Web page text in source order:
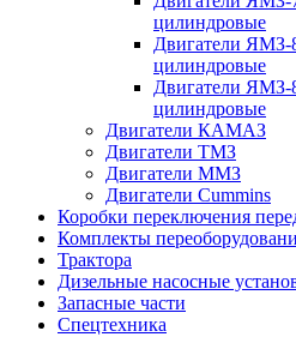
цилиндровые
Двигатели ЯМЗ-
цилиндровые
Двигатели ЯМЗ-
цилиндровые
Двигатели КАМАЗ
Двигатели ТМЗ
Двигатели ММЗ
Двигатели Cummins
Коробки переключения
Комплекты
Трактора
Дизельные насосные
Запасные части
Спецтехника